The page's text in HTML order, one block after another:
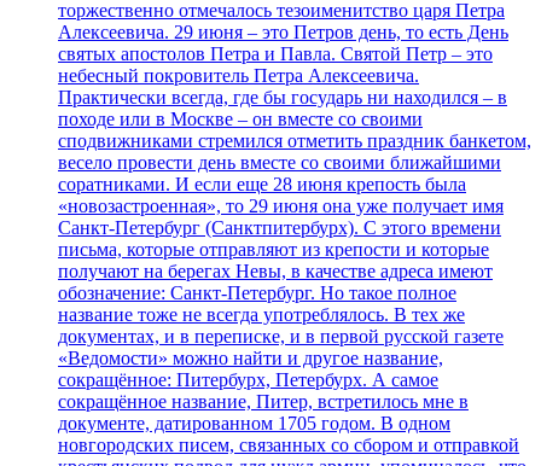
торжественно отмечалось тезоименитство царя Петра
Алексеевича. 29 июня – это Петров день, то есть День
святых апостолов Петра и Павла. Святой Петр – это
небесный покровитель Петра Алексеевича.
Практически всегда, где бы государь ни находился – в
походе или в Москве – он вместе со своими
сподвижниками стремился отметить праздник банкетом,
весело провести день вместе со своими ближайшими
соратниками. И если еще 28 июня крепость была
«новозастроенная», то 29 июня она уже получает имя
Санкт-Петербург (Санктпитербурх). С этого времени
письма, которые отправляют из крепости и которые
получают на берегах Невы, в качестве адреса имеют
обозначение: Санкт-Петербург. Но такое полное
название тоже не всегда употреблялось. В тех же
документах, и в переписке, и в первой русской газете
«Ведомости» можно найти и другое название,
сокращённое: Питербурх, Петербурх. А самое
сокращённое название, Питер, встретилось мне в
документе, датированном 1705 годом. В одном
новгородских писем, связанных со сбором и отправкой